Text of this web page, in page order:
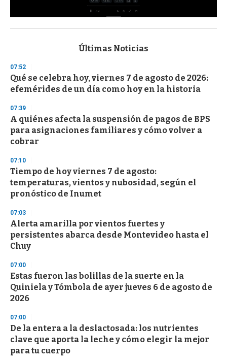
s
d
s
o
f
3
s
c
o
d
s
Últimas Noticias
07:52
Qué se celebra hoy, viernes 7 de agosto de 2026:
efemérides de un día como hoy en la historia
07:39
A quiénes afecta la suspensión de pagos de BPS
para asignaciones familiares y cómo volver a
cobrar
07:10
Tiempo de hoy viernes 7 de agosto:
temperaturas, vientos y nubosidad, según el
pronóstico de Inumet
07:03
Alerta amarilla por vientos fuertes y
persistentes abarca desde Montevideo hasta el
Chuy
07:00
Estas fueron las bolillas de la suerte en la
Quiniela y Tómbola de ayer jueves 6 de agosto de
2026
07:00
De la entera a la deslactosada: los nutrientes
clave que aporta la leche y cómo elegir la mejor
para tu cuerpo